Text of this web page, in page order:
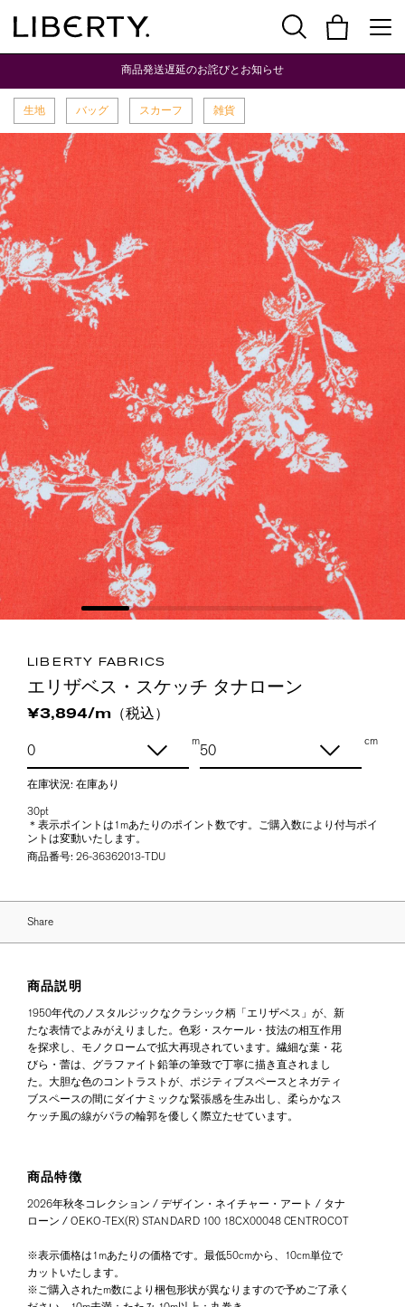
商品発送遅延のお詫びとお知らせ
生地 バッグ スカーフ 雑貨
LIBERTY FABRICS
エリザベス・スケッチ タナローン
¥3,894/m（税込）
m cm
在庫状況: 在庫あり
30pt
＊表示ポイントは1mあたりのポイント数です。ご購入数により付与ポイ
ントは変動いたします。
商品番号: 26-36362013-TDU
Share
商品説明
1950年代のノスタルジックなクラシック柄「エリザベス」が、新
たな表情でよみがえりました。色彩・スケール・技法の相互作用
を探求し、モノクロームで拡大再現されています。繊細な葉・花
びら・蕾は、グラファイト鉛筆の筆致で丁寧に描き直されまし
た。大胆な色のコントラストが、ポジティブスペースとネガティ
ブスペースの間にダイナミックな緊張感を生み出し、柔らかなス
ケッチ風の線がバラの輪郭を優しく際立たせています。
商品特徴
2026年秋冬コレクション / デザイン・ネイチャー・アート / タナ
ローン / OEKO-TEX(R) STANDARD 100 18CX00048 CENTROCOT
※表示価格は1mあたりの価格です。最低50cmから、10cm単位で
カットいたします。
※ご購入されたm数により梱包形状が異なりますので予めご了承く